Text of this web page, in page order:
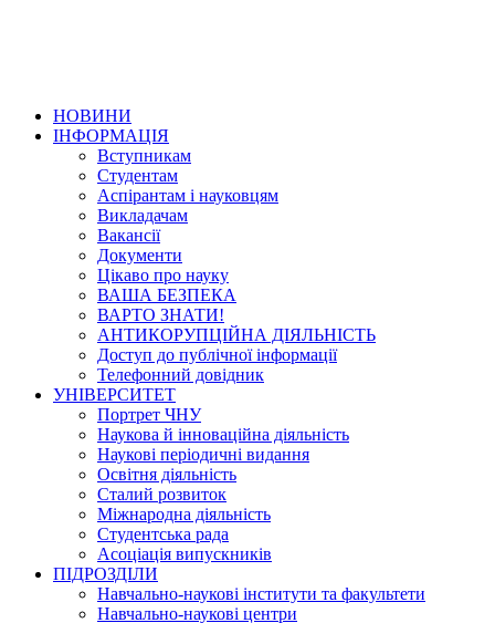
НОВИНИ
ІНФОРМАЦІЯ
Вступникам
Студентам
Аспірантам і науковцям
Викладачам
Вакансії
Документи
Цікаво про науку
ВАША БЕЗПЕКА
ВАРТО ЗНАТИ!
АНТИКОРУПЦІЙНА ДІЯЛЬНІСТЬ
Доступ до публічної інформації
Телефонний довідник
УНІВЕРСИТЕТ
Портрет ЧНУ
Наукова й інноваційна діяльність
Наукові періодичні видання
Освітня діяльність
Сталий розвиток
Міжнародна діяльність
Студентська рада
Асоціація випускників
ПІДРОЗДІЛИ
Навчально-наукові інститути та факультети
Навчально-наукові центри